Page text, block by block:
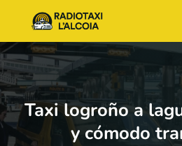
Taxi logroño a
y cómodo